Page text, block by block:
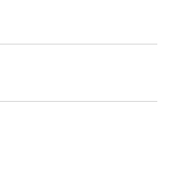
Gente viajera
Retornados
Galicia
Televisión